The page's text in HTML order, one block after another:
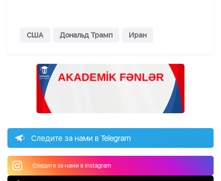
США Дональд Трамп Иран
Следите за нами в Telegram
Следите за нами в Instagram